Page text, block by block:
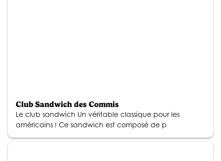
Club Sandwich des Commis
Le club sandwich Un véritable classique pour les
américains ! Ce sandwich est composé de p